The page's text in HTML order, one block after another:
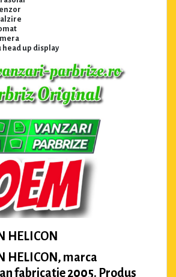
head up display
HELICON
HELICON, marca
fabricatie 2005. Produs